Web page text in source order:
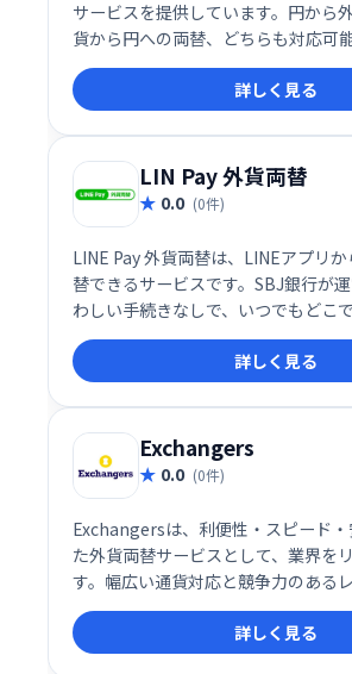
サービスを提供しています。円から
貨から円への両替、どちらも対応可
ジネスでの外貨需要にお応えします
ください。
詳しく見る
LIN Pay 外貨両替
0.0 (0件)
LINE Pay 外貨両替は、LINEアプリ
替できるサービスです。SBJ銀行が
わしい手続きなしで、いつでもどこ
簡単に両替できます。快適な海外旅
ポートします。
詳しく見る
Exchangers
0.0 (0件)
Exchangersは、利便性・スピード
た外貨両替サービスとして、業界を
す。幅広い通貨対応と競争力のある
人から法人までをカバーする柔軟な
で、初めての方からリピーターまで
めのサービスです。
詳しく見る